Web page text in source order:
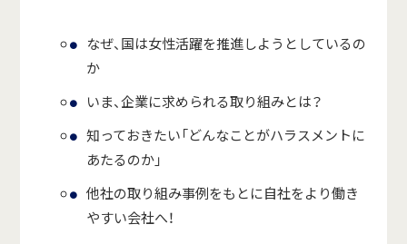
なぜ、国は女性活躍を推進しようとしているの
か
いま、企業に求められる取り組みとは？
知っておきたい「どんなことがハラスメントに
あたるのか」
他社の取り組み事例をもとに自社をより働き
やすい会社へ！